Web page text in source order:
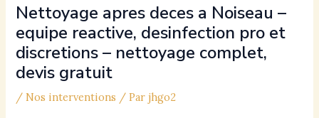
Nettoyage apres deces a Noiseau –
equipe reactive, desinfection pro et
discretions – nettoyage complet,
devis gratuit
/Nos interventions / Parjhgo2